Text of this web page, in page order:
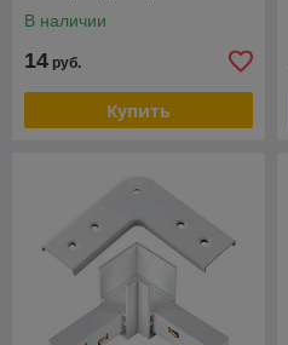
В наличии
14 руб.
Купить